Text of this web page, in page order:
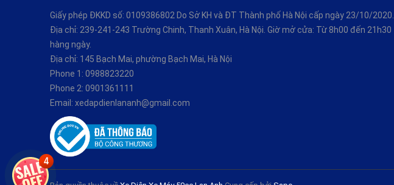
Giấy phép ĐKKD số: 0109386802 Do Sở KH và ĐT Thành phố Hà Nội cấp ngày 23/10/2020.
Địa chỉ: 239-241-243 Trường Chinh, Thanh Xuân, Hà Nội. Giờ mở cửa: Từ 8h00 đến 21h30
hàng ngày.
Địa chỉ: 145 Bạch Mai, phường Bạch Mai, Hà Nội
Phone 1: 0988823220
Phone 2: 0901361111
Email: xedapdienlananh@gmail.com
4